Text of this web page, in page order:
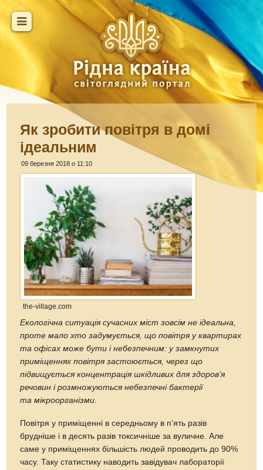
Як зробити повітря в домі
ідеальним
09 березня 2018 о 11:10
the-village.com
Екологічна ситуація сучасних міст зовсім не ідеальна,
проте мало хто задумується, що повітря у квартирах
та офісах може бути і небезпечним: у замкнутих
приміщеннях повітря застоюється, через що
підвищується концентрація шкідливих для здоров’я
речовин і розмножуються небезпечні бактерії
та мікроорганізми.
Повітря у приміщенні в середньому в п’ять разів
брудніше і в десять разів токсичніше за вуличне. Але
саме у приміщеннях більшість людей проводить до 90%
часу. Таку статистику наводить завідувач лабораторії